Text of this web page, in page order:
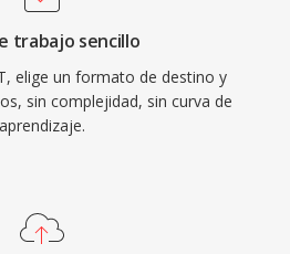
trabajo sencillo
elige un formato de destino y
sin complejidad, sin curva de
aprendizaje.